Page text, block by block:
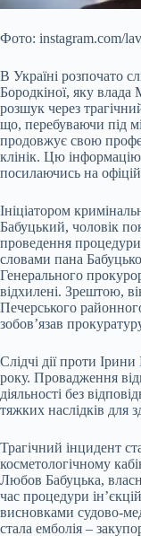
Фото: instagram.com/
В Україні розпочато
Бородкіної, яку
розшук через
що, перебуваючи під
продовжує свою
клінік. Цю
посилаючись на
Ініціатором
Бабуцький, чоловік
проведення
словами пана
Генерального
відхилені. Зрештою,
Печерського
зобов’язав
Слідчі дії проти
року. Провадження
діяльності без
тяжких наслідків для
Трагічний інцидент
косметологічному
Любов Бабуцька,
час процедури
висновками судово-
стала емболія –